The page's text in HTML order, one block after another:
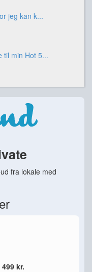
jeg kan k...
til min Hot 5...
fra lokale med
499 kr.